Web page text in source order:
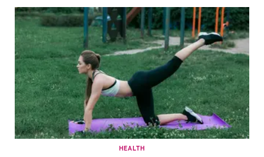
HEALTH